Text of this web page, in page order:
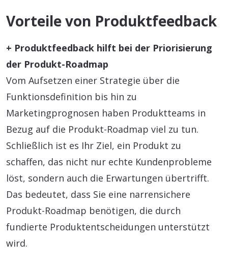
Vorteile von Produktfeedback
+ Produktfeedback hilft bei der Priorisierung
der Produkt-Roadmap
Vom Aufsetzen einer Strategie über die
Funktionsdefinition bis hin zu
Marketingprognosen haben Produktteams in
Bezug auf die Produkt-Roadmap viel zu tun.
Schließlich ist es Ihr Ziel, ein Produkt zu
schaffen, das nicht nur echte Kundenprobleme
löst, sondern auch die Erwartungen übertrifft.
Das bedeutet, dass Sie eine narrensichere
Produkt-Roadmap benötigen, die durch
fundierte Produktentscheidungen unterstützt
wird.